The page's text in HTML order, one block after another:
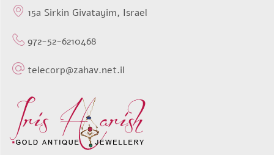
15a Sirkin Givatayim, Israel
972-52-6210468
telecorp@zahav.net.il